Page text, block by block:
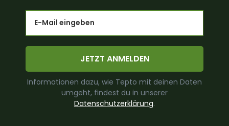
JETZT ANMELDEN
Informationen dazu, wie Tepto mit deinen Daten
umgeht, findest du in unserer
Datenschutzerklärung.